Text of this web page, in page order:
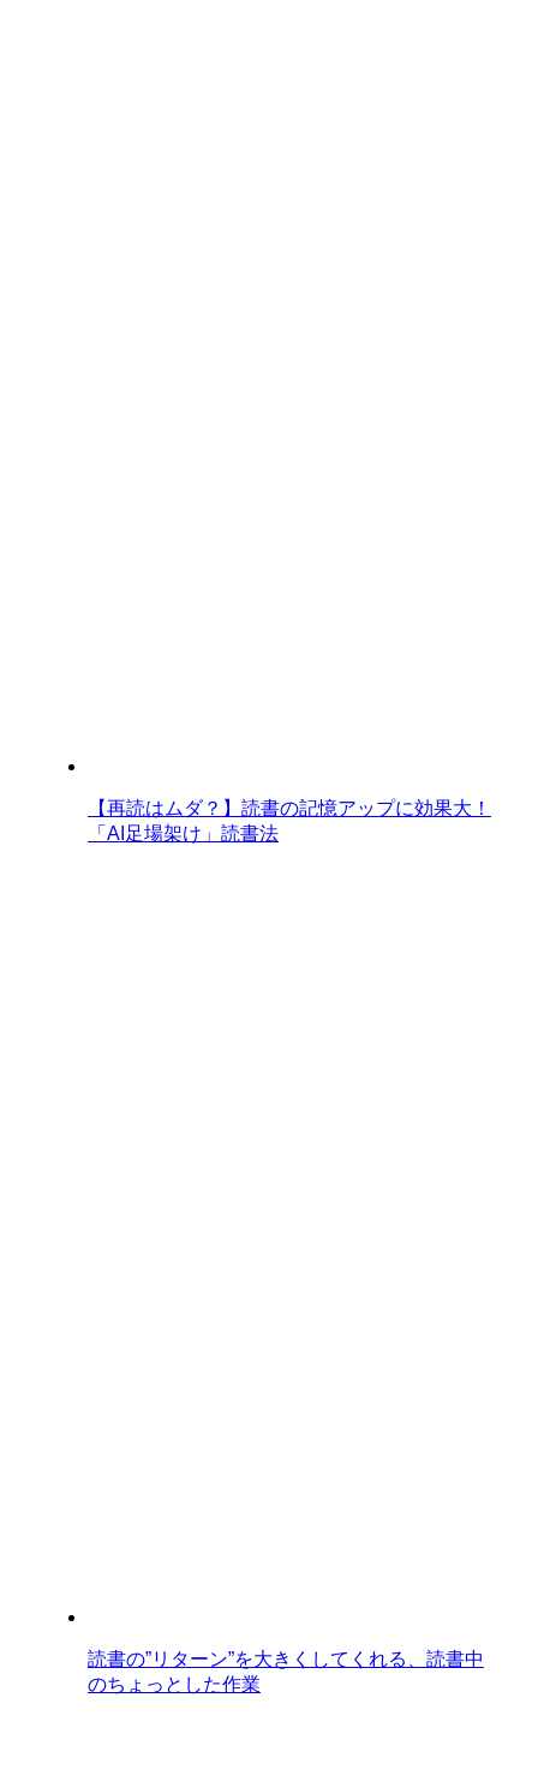
【再読はムダ？】読書の記憶アップに効果大！
「AI足場架け」読書法
読書の”リターン”を大きくしてくれる、読書中
のちょっとした作業